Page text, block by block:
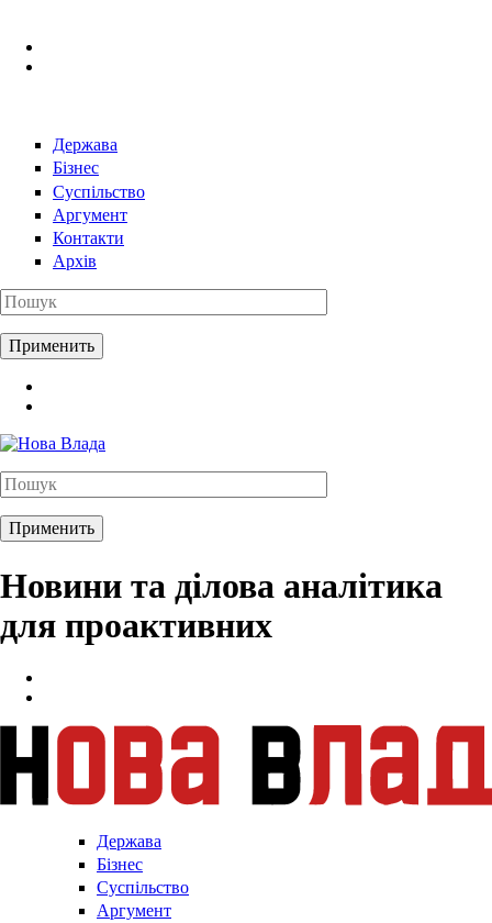
Держава
Бізнес
Суспільство
Аргумент
Контакти
Архів
Новини та ділова аналітика
для проактивних
Держава
Бізнес
Суспільство
Аргумент